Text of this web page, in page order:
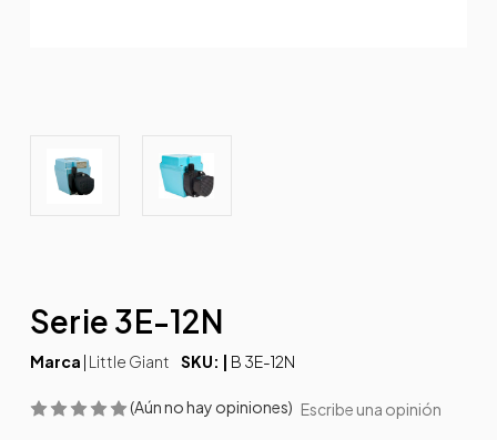
Serie 3E-12N
Marca | Little Giant SKU: | B 3E-12N
(Aún no hay opiniones) Escribe una opinión